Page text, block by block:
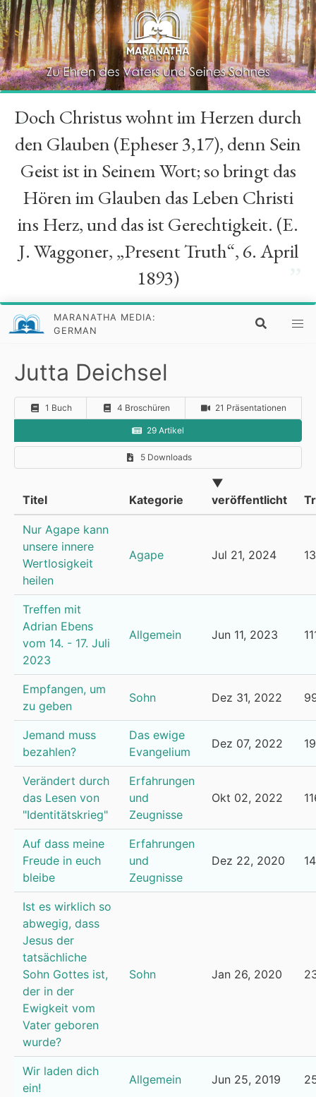
“
Doch Christus wohnt im Herzen durch
den Glauben (Epheser 3,17), denn Sein
Geist ist in Seinem Wort; so bringt das
Hören im Glauben das Leben Christi
ins Herz, und das ist Gerechtigkeit. (E.
J. Waggoner, „Present Truth“, 6. April
1893)
MARANATHA MEDIA:
GERMAN
Jutta Deichsel
1 Buch 4 Broschüren 21 Präsentationen
29 Artikel
5 Downloads
Titel Kategorie
▼
veröffentlicht
Nur Agape kann
unsere innere
Wertlosigkeit
heilen
Agape Jul 21, 2024
Treffen mit
Adrian Ebens
vom 14. - 17. Juli
2023
Allgemein Jun 11, 2023
Empfangen, um
zu geben
Sohn Dez 31, 2022
Jemand muss
bezahlen?
Das ewige
Evangelium
Dez 07, 2022
Verändert durch
das Lesen von
"Identitätskrieg"
Erfahrungen
und
Zeugnisse
Okt 02, 2022
Auf dass meine
Freude in euch
bleibe
Erfahrungen
und
Zeugnisse
Dez 22, 2020
Ist es wirklich so
abwegig, dass
Jesus der
tatsächliche
Sohn Gottes ist,
der in der
Ewigkeit vom
Vater geboren
wurde?
Sohn Jan 26, 2020
Wir laden dich
ein!
Allgemein Jun 25, 2019